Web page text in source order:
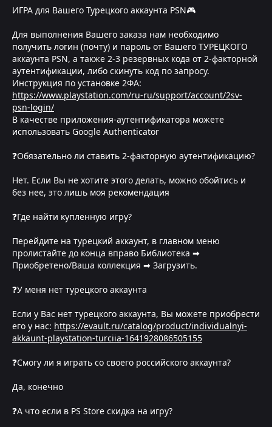
ИГРА для Вашего Турецкого аккаунта PSN🎮
Для выполнения Вашего заказа нам необходимо
получить логин (почту) и пароль от Вашего ТУРЕЦКОГО
аккаунта PSN, а также 2-3 резервных кода от 2-факторной
аутентификации, либо скинуть код по запросу.
Инструкция по установке 2ФА:
https://www.playstation.com/ru-ru/support/account/2sv-
psn-login/
В качестве приложения-аутентификатора можете
использовать Google Authenticator
❓Обязательно ли ставить 2-факторную аутентификацию?
Нет. Если Вы не хотите этого делать, можно обойтись и
без нее, это лишь моя рекомендация
❓Где найти купленную игру?
Перейдите на турецкий аккаунт, в главном меню
пролистайте до конца вправо Библиотека ➡
Приобретено/Ваша коллекция ➡ Загрузить.
❓У меня нет турецкого аккаунта
Если у Вас нет турецкого аккаунта, Вы можете приобрести
его у нас: https://evault.ru/catalog/product/individualnyi-
akkaunt-playstation-turciia-1641928086505155
❓Смогу ли я играть со своего российского аккаунта?
Да, конечно
❓А что если в PS Store скидка на игру?